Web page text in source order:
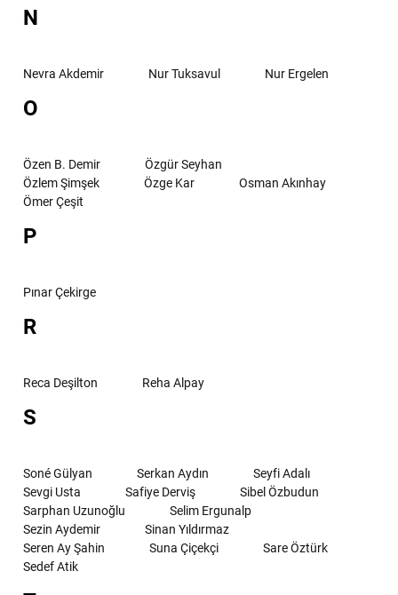
N
Nevra Akdemir Nur Tuksavul Nur Ergelen
O
Özen B. Demir
Özgür Seyhan
Özlem Şimşek
Özge Kar
Osman Akınhay
Ömer Çeşit
P
Pınar Çekirge
R
Reca Deşilton Reha Alpay
S
Soné Gülyan Serkan Aydın
Seyfi Adalı
Sevgi Usta
Safiye Derviş
Sibel Özbudun
Sarphan Uzunoğlu
Selim Ergunalp
Sezin Aydemir
Sinan Yıldırmaz
Seren Ay Şahin
Suna Çiçekçi
Sare Öztürk
Sedef Atik